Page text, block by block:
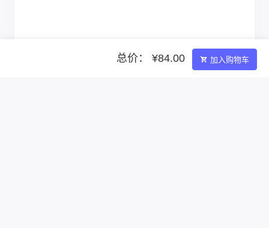
总价： ¥84.00 加入购物车